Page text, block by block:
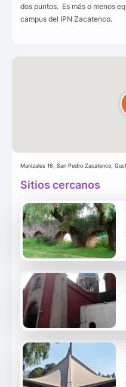
dos puntos. Es más o menos
campus del IPN Zacatenco.
Manizales 16, San Pedro Zacatenco,
Sitios cercanos